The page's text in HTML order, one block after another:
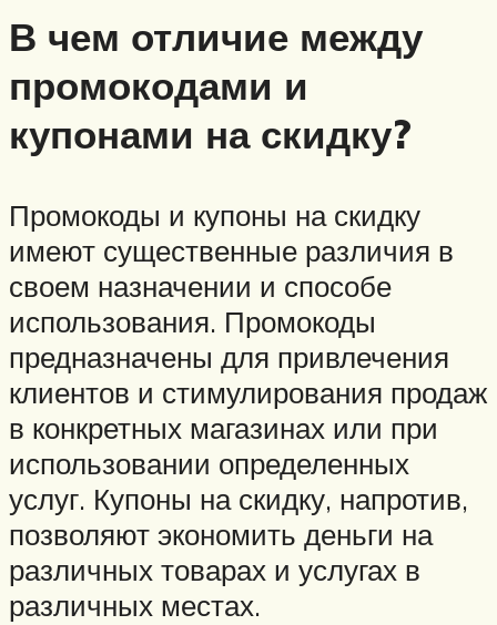
В чем отличие между
промокодами и
купонами на скидку?
Промокоды и купоны на скидку
имеют существенные различия в
своем назначении и способе
использования. Промокоды
предназначены для привлечения
клиентов и стимулирования продаж
в конкретных магазинах или при
использовании определенных
услуг. Купоны на скидку, напротив,
позволяют экономить деньги на
различных товарах и услугах в
различных местах.